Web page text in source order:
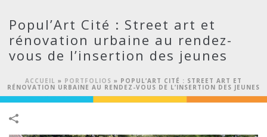
Popul’Art Cité : Street art et
rénovation urbaine au rendez-
vous de l’insertion des jeunes
ACCUEIL » PORTFOLIOS » POPUL’ART CITÉ : STREET ART ET
RÉNOVATION URBAINE AU RENDEZ-VOUS DE L’INSERTION DES JEUNES